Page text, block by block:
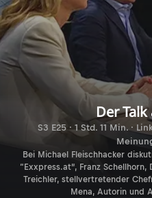
Der
S3 E25 · 1 Std. 11 Min. ·
Bei Michael Fleischhacker
“Exxpress.at”, Franz
Treichler, stellvertretender
Mena, Autorin und